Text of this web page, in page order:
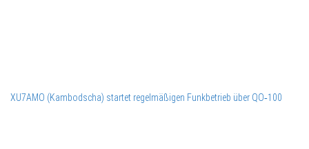
XU7AMO (Kambodscha) startet regelmäßigen Funkbetrieb über QO‑100